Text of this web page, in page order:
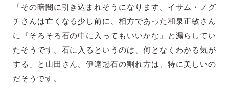
「その暗闇に引き込まれそうになります。イサム・ノグ
チさんは亡くなる少し前に、相方であった和泉正敏さん
に『そろそろ石の中に入ってもいいかな』と漏らしてい
たそうです。石に入るというのは、何となくわかる気が
する」と山田さん。伊達冠石の割れ方は、特に美しいの
だそうです。